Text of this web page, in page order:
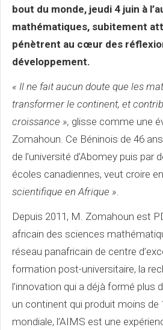
bout du monde, jeudi 4 juin à
mathématiques, subitement
pénètrent au cœur des
développement.
« Il ne fait aucun doute que les
transformer le continent, et
croissance », glisse comme une
Zomahoun. Ce Béninois de 46
de l’université d’Abomey puis par
écoles canadiennes, veut croire
scientifique en Afrique ».
Depuis 2011, M. Zomahoun est
africain des sciences
réseau panafricain de centre
formation post-universitaire, la
l’innovation qui a déjà formé plus
un continent qui produit moins de
mondiale, l’AIMS est une